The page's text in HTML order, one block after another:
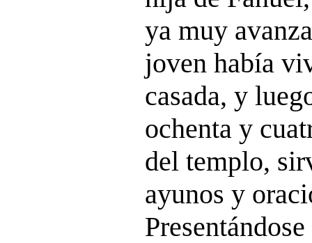
ya muy
joven había
casada, y
ochenta y
del templo,
ayunos y